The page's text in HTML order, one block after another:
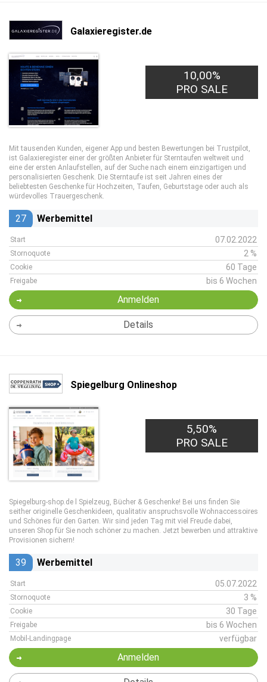
Galaxieregister.de
10,00%
PRO SALE
Mit tausenden Kunden, eigener App und besten Bewertungen bei Trustpilot,
ist Galaxieregister einer der größten Anbieter für Sterntaufen weltweit und
eine der ersten Anlaufstellen, auf der Suche nach einem einzigartigen und
personalisierten Geschenk. Die Sterntaufe ist seit Jahren eines der
beliebtesten Geschenke für Hochzeiten, Taufen, Geburtstage oder auch als
würdevolles Trauergeschenk.
27 Werbemittel
Start 07.02.2022
Stornoquote 2 %
Cookie 60 Tage
Freigabe bis 6 Wochen
Anmelden
Details
Spiegelburg Onlineshop
5,50%
PRO SALE
Spiegelburg-shop.de l Spielzeug, Bücher & Geschenke! Bei uns finden Sie
seither originelle Geschenkideen, qualitativ anspruchsvolle Wohnaccessoires
und Schönes für den Garten. Wir sind jeden Tag mit viel Freude dabei,
unseren Shop für Sie noch schöner zu machen. Jetzt bewerben und attraktive
Provisionen sichern!
39 Werbemittel
Start 05.07.2022
Stornoquote 3 %
Cookie 30 Tage
Freigabe bis 6 Wochen
Mobil-Landingpage verfügbar
Anmelden